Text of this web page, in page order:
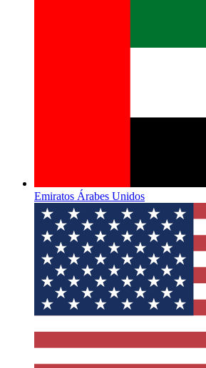
Emiratos Árabes Unidos